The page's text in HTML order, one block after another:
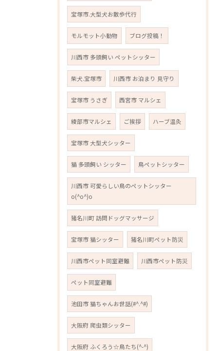
宝塚市.大型犬お散歩代行
モルモット小動物 ブログ投稿！
川西市 多頭飼い ペットシッター
柴犬.宝塚市 川西市 お泊まり 見守り
宝塚市 うさぎ 西宮市 マルシェ
綾部市マルシェ ご挨拶 ハーブ温灸
宝塚市 大型犬シッター
猫 多頭飼い シッター 鳥ペットシッター
川西市 可愛らしい鳥のペットシッター
o(^o^)o
猪名川町 訪問ドッグマッサージ
宝塚市 猫シッター 猪名川町ペット防災
川西市ペット同室避難 川西市ペット防災
ペット同室避難
池田市 猫ちゃんお世話(#^.^#)
大阪府 爬虫類シッター
大阪府 ふくろう☆鳥たち(^-^)